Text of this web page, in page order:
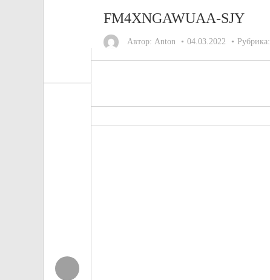
FM4XNGAWUAA-SJY
Автор: Anton 04.03.2022 Рубрика: